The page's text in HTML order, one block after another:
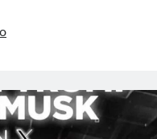
Quando
e
la
magistratura